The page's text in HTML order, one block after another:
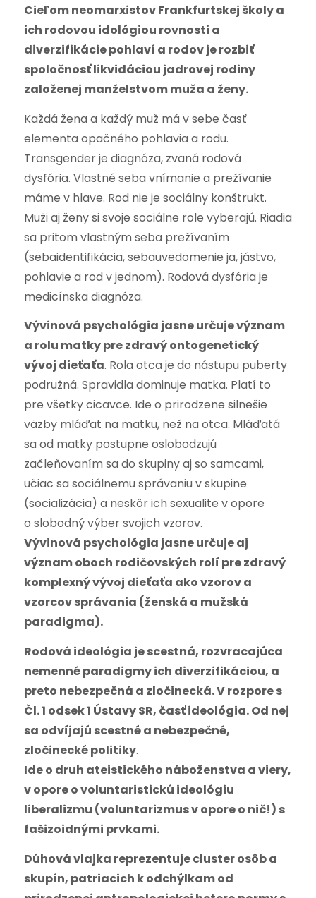
Cieľom neomarxistov Frankfurtskej školy a
ich rodovou idológiou rovnosti a
diverzifikácie pohlaví a rodov je rozbiť
spoločnosť likvidáciou jadrovej rodiny
založenej manželstvom muža a ženy.
Každá žena a každý muž má v sebe časť
elementa opačného pohlavia a rodu.
Transgender je diagnóza, zvaná rodová
dysfória. Vlastné seba vnímanie a prežívanie
máme v hlave. Rod nie je sociálny konštrukt.
Muži aj ženy si svoje sociálne role vyberajú. Riadia
sa pritom vlastným seba prežívaním
(sebaidentifikácia, sebauvedomenie ja, jástvo,
pohlavie a rod v jednom). Rodová dysfória je
medicínska diagnóza.
Vývinová psychológia jasne určuje význam
a rolu matky pre zdravý ontogenetický
vývoj dieťaťa. Rola otca je do nástupu puberty
podružná. Spravidla dominuje matka. Platí to
pre všetky cicavce. Ide o prirodzene silnešie
väzby mláďat na matku, než na otca. Mláďatá
sa od matky postupne oslobodzujú
začleňovaním sa do skupiny aj so samcami,
učiac sa sociálnemu správaniu v skupine
(socializácia) a neskôr ich sexualite v opore
o slobodný výber svojich vzorov.
Vývinová psychológia jasne určuje aj
význam oboch rodičovských rolí pre zdravý
komplexný vývoj dieťaťa ako vzorov a
vzorcov správania (ženská a mužská
paradigma).
Rodová ideológia je scestná, rozvracajúca
nemenné paradigmy ich diverzifikáciou, a
preto nebezpečná a zločinecká. V rozpore s
Čl. 1 odsek 1 Ústavy SR, časť ideológia. Od nej
sa odvíjajú scestné a nebezpečné,
zločinecké politiky.
Ide o druh ateistického náboženstva a viery,
v opore o voluntaristickú ideológiu
liberalizmu (voluntarizmus v opore o nič!) s
fašizoidnými prvkami.
Dúhová vlajka reprezentuje cluster osôb a
skupín, patriacich k odchýlkam od